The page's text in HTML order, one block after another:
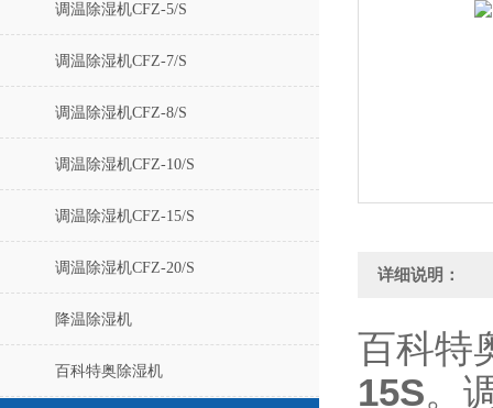
调温除湿机CFZ-5/S
调温除湿机CFZ-7/S
调温除湿机CFZ-8/S
调温除湿机CFZ-10/S
调温除湿机CFZ-15/S
调温除湿机CFZ-20/S
降温除湿机
百科特奥除湿机
详细说明：
百科特
15S。